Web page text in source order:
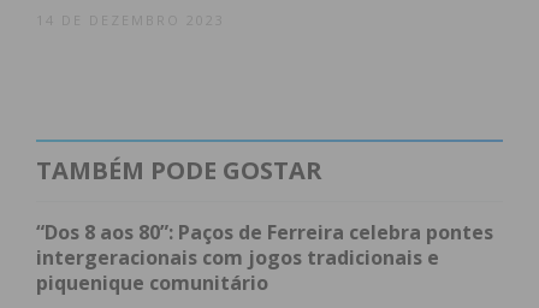
14 DE DEZEMBRO 2023
TAMBÉM PODE GOSTAR
“Dos 8 aos 80”: Paços de Ferreira celebra pontes
intergeracionais com jogos tradicionais e
piquenique comunitário